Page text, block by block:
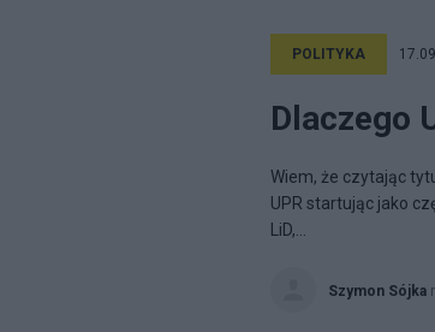
POLITYKA
Dlaczego
Wiem, że czytając
UPR startując jako
LiD,...
Szymon Sójka